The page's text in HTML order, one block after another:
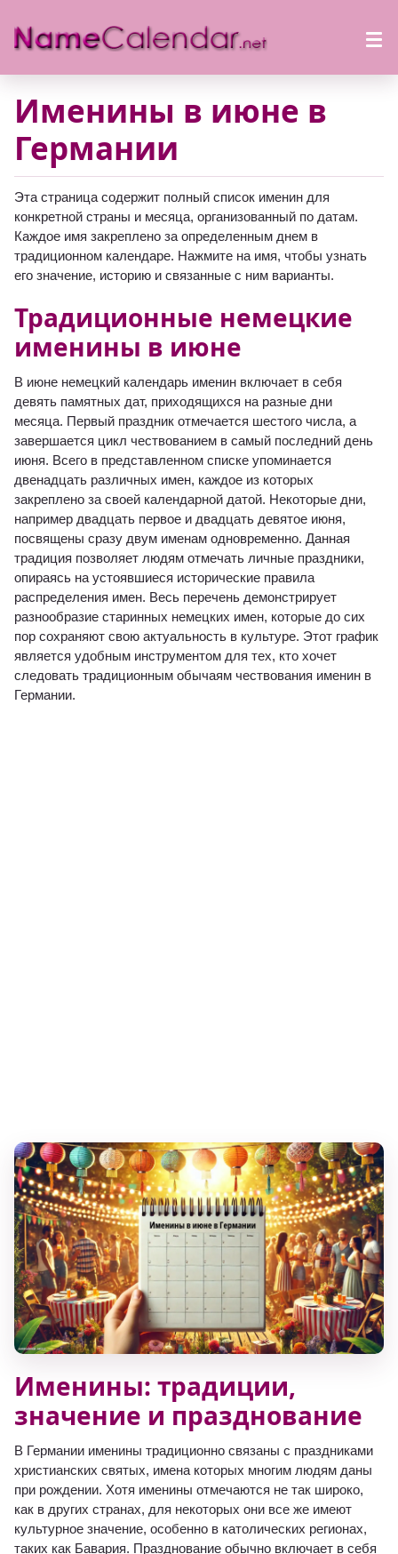
Именины в июне в
Германии
Эта страница содержит полный список именин для
конкретной страны и месяца, организованный по датам.
Каждое имя закреплено за определенным днем в
традиционном календаре. Нажмите на имя, чтобы узнать
его значение, историю и связанные с ним варианты.
Традиционные немецкие
именины в июне
В июне немецкий календарь именин включает в себя
девять памятных дат, приходящихся на разные дни
месяца. Первый праздник отмечается шестого числа, а
завершается цикл чествованием в самый последний день
июня. Всего в представленном списке упоминается
двенадцать различных имен, каждое из которых
закреплено за своей календарной датой. Некоторые дни,
например двадцать первое и двадцать девятое июня,
посвящены сразу двум именам одновременно. Данная
традиция позволяет людям отмечать личные праздники,
опираясь на устоявшиеся исторические правила
распределения имен. Весь перечень демонстрирует
разнообразие старинных немецких имен, которые до сих
пор сохраняют свою актуальность в культуре. Этот график
является удобным инструментом для тех, кто хочет
следовать традиционным обычаям чествования именин в
Германии.
Именины: традиции,
значение и празднование
В Германии именины традиционно связаны с праздниками
христианских святых, имена которых многим людям даны
при рождении. Хотя именины отмечаются не так широко,
как в других странах, для некоторых они все же имеют
культурное значение, особенно в католических регионах,
таких как Бавария. Празднование обычно включает в себя